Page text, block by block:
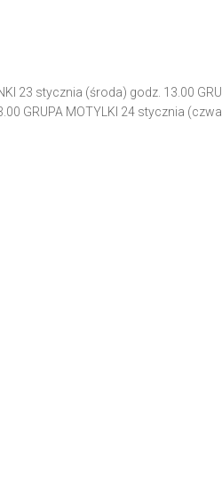
23 stycznia (środa) godz. 13.00
GRUPA MOTYLKI 24 stycznia